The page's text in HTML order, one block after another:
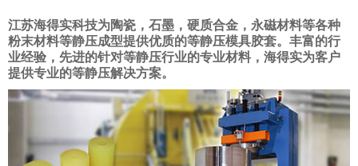
江苏海得实科技为陶瓷，石墨，硬质合金，永磁材料等各种
粉末材料等静压成型提供优质的等静压模具胶套。丰富的行
业经验，先进的针对等静压行业的专业材料，海得实为客户
提供专业的等静压解决方案。